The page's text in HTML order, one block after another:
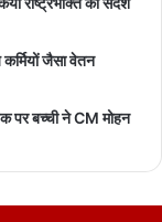
जैसा वेतन
पर बच्ची ने CM मोहन